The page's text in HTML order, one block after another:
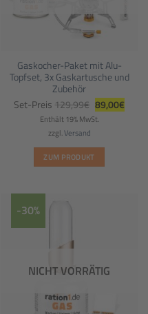
Gaskocher-Paket mit Alu-
Topfset, 3x Gaskartusche und
Zubehör
Set-Preis 129,99€ Preis
war:
89,00€Preis
Enthält 19% MwSt.
zzgl.Versand
ZUM PRODUKT
-30%
NICHT VORRÄTIG